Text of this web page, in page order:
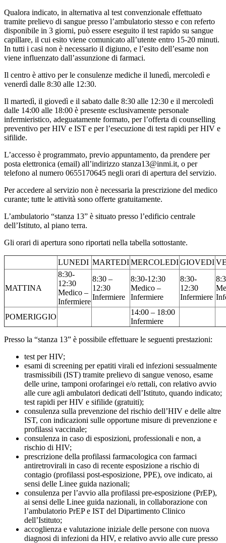
Qualora indicato, in alternativa al test convenzionale effettuato
tramite prelievo di sangue presso l’ambulatorio stesso e con referto
disponibile in 3 giorni, può essere eseguito il test rapido su sangue
capillare, il cui esito viene comunicato all’utente entro 15-20 minuti.
In tutti i casi non è necessario il digiuno, e l’esito dell’esame non
viene influenzato dall’assunzione di farmaci.
Il centro è attivo per le consulenze mediche il lunedì, mercoledì e
venerdì dalle 8:30 alle 12:30.
Il martedì, il giovedì e il sabato dalle 8:30 alle 12:30 e il mercoledì
dalle 14:00 alle 18:00 è presente esclusivamente personale
infermieristico, adeguatamente formato, per l’offerta di counselling
preventivo per HIV e IST e per l’esecuzione di test rapidi per HIV e
sifilide.
L’accesso è programmato, previo appuntamento, da prendere per
posta elettronica (email) all’indirizzo stanza13@inmi.it, o per
telefono al numero 0655170645 negli orari di apertura del servizio.
Per accedere al servizio non è necessaria la prescrizione del medico
curante; tutte le attività sono offerte gratuitamente.
L’ambulatorio “stanza 13” è situato presso l’edificio centrale
dell’Istituto, al piano terra.
Gli orari di apertura sono riportati nella tabella sottostante.
LUNEDI MARTEDIMERCOLEDIGIOVEDI
MATTINA
8:30-
12:30
Medico –
Infermiere
8:30 –
12:30
Infermiere
8:30-12:30
Medico –
Infermiere
8:30-
12:30
Infermiere
POMERIGGIO
14:00 – 18:00
Infermiere
Presso la “stanza 13” è possibile effettuare le seguenti prestazioni:
test per HIV;
esami di screening per epatiti virali ed infezioni sessualmente
trasmissibili (IST) tramite prelievo di sangue venoso, esame
delle urine, tamponi orofaringei e/o rettali, con relativo avvio
alle cure agli ambulatori dedicati dell’Istituto, quando indicato;
test rapidi per HIV e sifilide (gratuiti);
consulenza sulla prevenzione del rischio dell’HIV e delle altre
IST, con indicazioni sulle opportune misure di prevenzione e
profilassi vaccinale;
consulenza in caso di esposizioni, professionali e non, a
rischio di HIV;
prescrizione della profilassi farmacologica con farmaci
antiretrovirali in caso di recente esposizione a rischio di
contagio (profilassi post-esposizione, PPE), ove indicato, ai
sensi delle Linee guida nazionali;
consulenza per l’avvio alla profilassi pre-esposizione (PrEP),
ai sensi delle Linee guida nazionali, in collaborazione con
l’ambulatorio PrEP e IST del Dipartimento Clinico
dell’Istituto;
accoglienza e valutazione iniziale delle persone con nuova
diagnosi di infezioni da HIV, e relativo avvio alle cure presso